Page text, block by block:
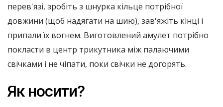
перев'язі, зробіть з шнурка кільце потрібної
довжини (щоб надягати на шию), зав'яжіть кінці і
припали їх вогнем. Виготовлений амулет потрібно
покласти в центр трикутника між палаючими
свічками і не чіпати, поки свічки не догорять.
Як носити?